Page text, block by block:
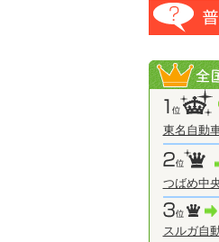
東名自動
つばめ中
スルガ自